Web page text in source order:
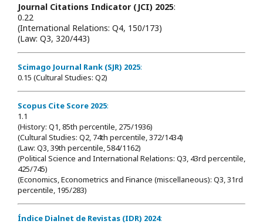
Journal Citations Indicator (JCI) 2025:
0.22
(International Relations: Q4, 150/173)
(Law: Q3, 320/443)
Scimago Journal Rank (SJR) 2025:
0.15 (Cultural Studies: Q2)
Scopus Cite Score 2025:
1.1
(History: Q1, 85th percentile, 275/1936)
(Cultural Studies: Q2, 74th percentile, 372/1434)
(Law: Q3, 39th percentile, 584/1162)
(Political Science and International Relations: Q3, 43rd percentile,
425/745)
(Economics, Econometrics and Finance (miscellaneous): Q3, 31rd
percentile, 195/283)
Índice Dialnet de Revistas (IDR) 2024: